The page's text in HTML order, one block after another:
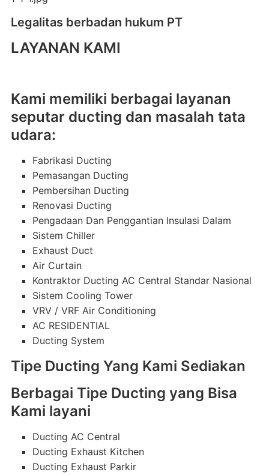
Legalitas berbadan hukum PT
LAYANAN KAMI
Kami memiliki berbagai layanan
seputar ducting dan masalah tata
udara:
Fabrikasi Ducting
Pemasangan Ducting
Pembersihan Ducting
Renovasi Ducting
Pengadaan Dan Penggantian Insulasi Dalam
Sistem Chiller
Exhaust Duct
Air Curtain
Kontraktor Ducting AC Central Standar Nasional
Sistem Cooling Tower
VRV / VRF Air Conditioning
AC RESIDENTIAL
Ducting System
Tipe Ducting Yang Kami Sediakan
Berbagai Tipe Ducting yang Bisa
Kami layani
Ducting AC Central
Ducting Exhaust Kitchen
Ducting Exhaust Parkir